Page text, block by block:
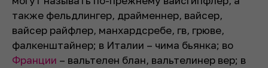
также фельдлингер, драйменнер, вайсер,
вайсер райфлер, манхардсребе, гв, грюве,
фалкенштайнер; в Италии – чима бьянка; во
Франции – вальтелен блан, вальтелинер вер; в